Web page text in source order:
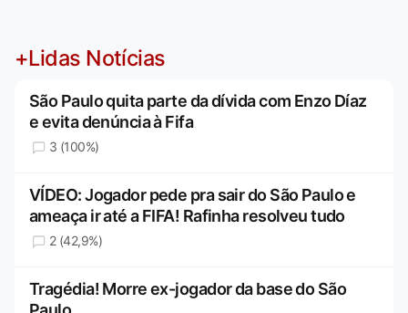
+Lidas Notícias
São Paulo quita parte da dívida com Enzo Díaz
e evita denúncia à Fifa
3 (100%)
VÍDEO: Jogador pede pra sair do São Paulo e
ameaça ir até a FIFA! Rafinha resolveu tudo
2 (42,9%)
Tragédia! Morre ex-jogador da base do São